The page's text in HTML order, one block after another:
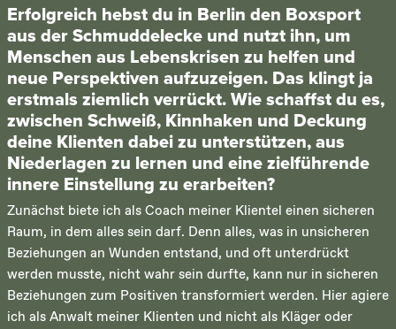
Erfolgreich hebst du in Berlin den Boxsport
aus der Schmuddelecke und nutzt ihn, um
Menschen aus Lebenskrisen zu helfen und
neue Perspektiven aufzuzeigen. Das klingt ja
erstmals ziemlich verrückt. Wie schaffst du es,
zwischen Schweiß, Kinnhaken und Deckung
deine Klienten dabei zu unterstützen, aus
Niederlagen zu lernen und eine zielführende
innere Einstellung zu erarbeiten?
Zunächst biete ich als Coach meiner Klientel einen sicheren
Raum, in dem alles sein darf. Denn alles, was in unsicheren
Beziehungen an Wunden entstand, und oft unterdrückt
werden musste, nicht wahr sein durfte, kann nur in sicheren
Beziehungen zum Positiven transformiert werden. Hier agiere
ich als Anwalt meiner Klienten und nicht als Kläger oder